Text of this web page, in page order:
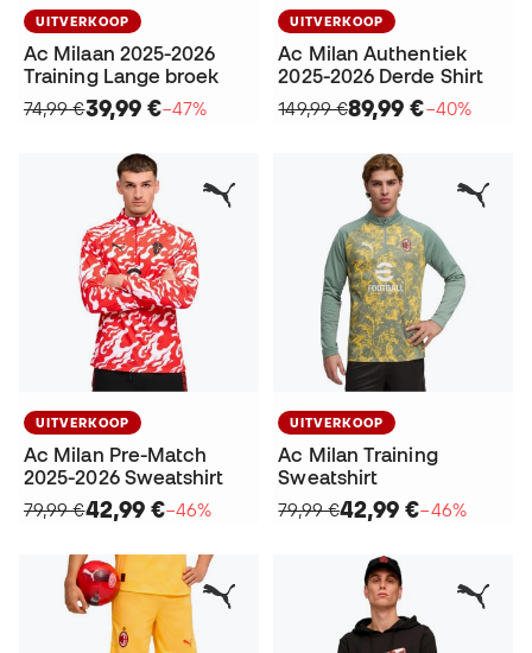
UITVERKOOP
Ac Milaan 2025-2026
Training Lange broek
74,99 €39,99 €−47%
UITVERKOOP
Ac Milan Authentiek
2025-2026 Derde Shirt
149,99 €89,99 €−40%
UITVERKOOP
Ac Milan Pre-Match
2025-2026 Sweatshirt
79,99 €42,99 €−46%
UITVERKOOP
Ac Milan Training
Sweatshirt
79,99 €42,99 €−46%